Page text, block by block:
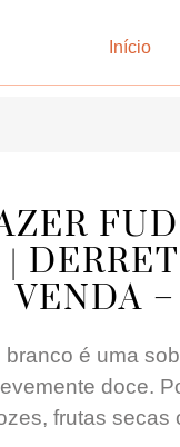
Início
VENDA
é uma
doce.
frutas secas